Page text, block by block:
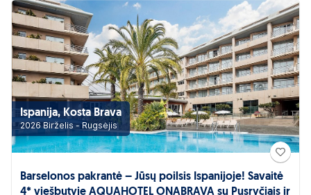
Ispanija, Kosta Brava
2026 Birželis - Rugsėjis
Barselonos pakrantė – Jūsų poilsis Ispanijoje! Savaitė
4* viešbutyje AQUAHOTEL ONABRAVA su Pusryčiais ir